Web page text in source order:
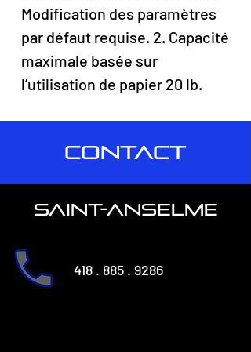
Modification des paramètres
par défaut requise. 2. Capacité
maximale basée sur
l’utilisation de papier 20 lb.
CONTACT
saint-anselme
418 . 885 . 9286